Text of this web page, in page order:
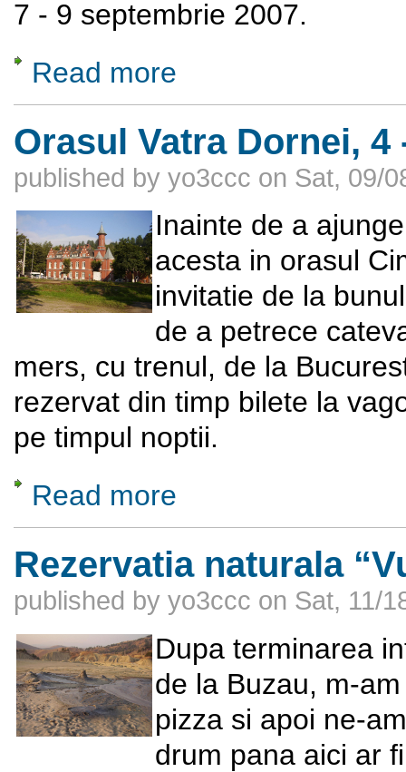
7 - 9 septembrie 2007.
Read more
Orasul Vatra Dornei, 4
published by yo3ccc on Sat, 09/
Inainte de a
acesta in orasul
invitatie de la
de a petrece
mers, cu trenul, de la
rezervat din timp bilete la
pe timpul noptii.
Read more
Rezervatia naturala
published by yo3ccc on Sat, 11/
Dupa terminarea
de la Buzau, m-
pizza si apoi ne-
drum pana aici ar